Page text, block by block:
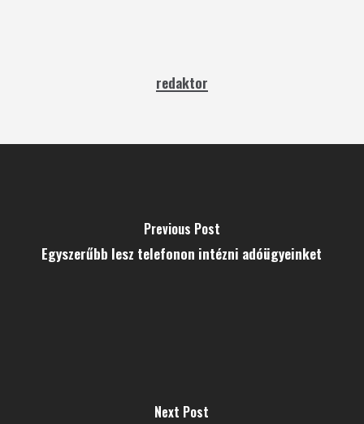
redaktor
Previous Post
Egyszerűbb lesz telefonon intézni adóügyeinket
Next Post